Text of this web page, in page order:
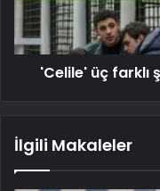
'Celile' üç farklı
İlgili Makaleler